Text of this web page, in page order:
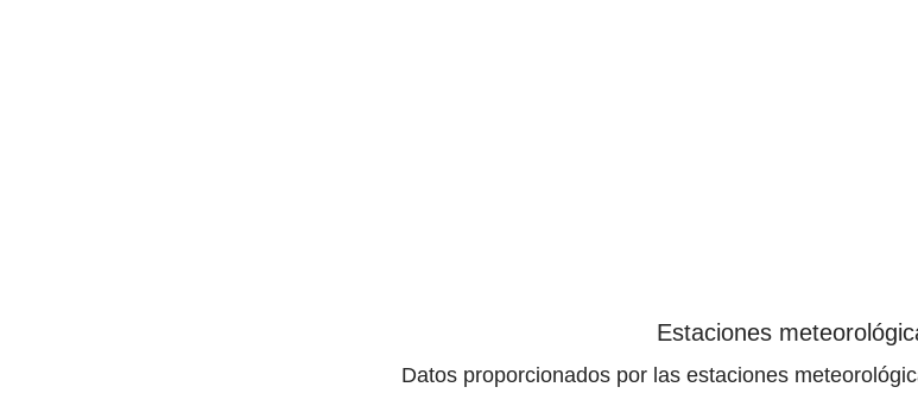
Estaciones
Datos proporcionados por las estaciones